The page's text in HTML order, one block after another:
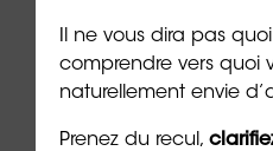
Il ne vous dira pas
comprendre vers quoi
naturellement envie
Prenez du recul,